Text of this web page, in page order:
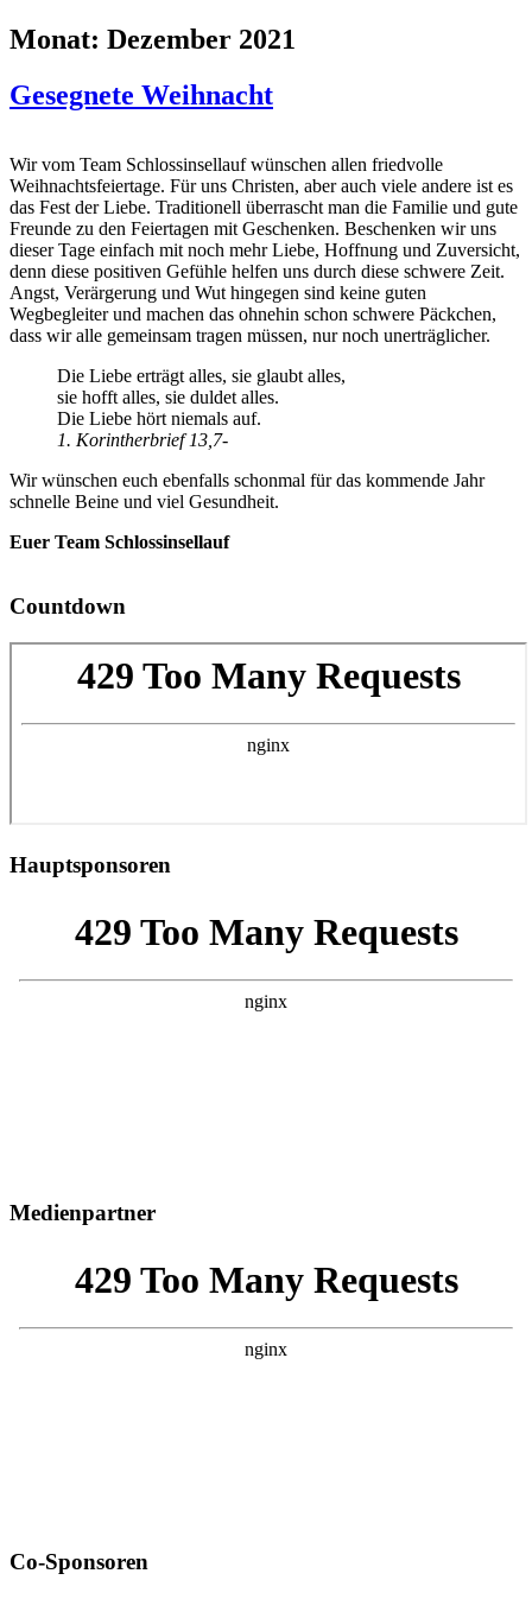
Monat: Dezember 2021
Gesegnete Weihnacht
Wir vom Team Schlossinsellauf wünschen allen friedvolle
Weihnachtsfeiertage. Für uns Christen, aber auch viele andere ist es
das Fest der Liebe. Traditionell überrascht man die Familie und gute
Freunde zu den Feiertagen mit Geschenken. Beschenken wir uns
dieser Tage einfach mit noch mehr Liebe, Hoffnung und Zuversicht,
denn diese positiven Gefühle helfen uns durch diese schwere Zeit.
Angst, Verärgerung und Wut hingegen sind keine guten
Wegbegleiter und machen das ohnehin schon schwere Päckchen,
dass wir alle gemeinsam tragen müssen, nur noch unerträglicher.
Die Liebe erträgt alles, sie glaubt alles,
sie hofft alles, sie duldet alles.
Die Liebe hört niemals auf.
1. Korintherbrief 13,7-
Wir wünschen euch ebenfalls schonmal für das kommende Jahr
schnelle Beine und viel Gesundheit.
Euer Team Schlossinsellauf
Countdown
Hauptsponsoren
Medienpartner
Co-Sponsoren